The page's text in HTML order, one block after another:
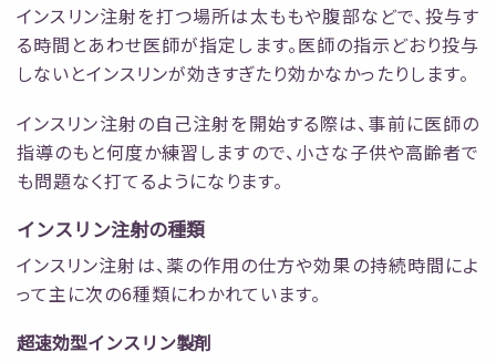
インスリン注射を打つ場所は太ももや腹部などで、投与す
る時間とあわせ医師が指定します。医師の指示どおり投与
しないとインスリンが効きすぎたり効かなかったりします。
インスリン注射の自己注射を開始する際は、事前に医師の
指導のもと何度か練習しますので、小さな子供や高齢者で
も問題なく打てるようになります。
インスリン注射の種類
インスリン注射は、薬の作用の仕方や効果の持続時間によ
って主に次の6種類にわかれています。
超速効型インスリン製剤